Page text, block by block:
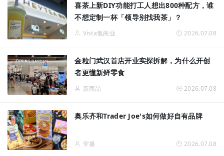
喜茶上新DIY功能打工人想出800种配方，谁
不想定制一杯「领导别找我茶」？
Vista氢商业 2026.07.08
金粒门武汉首店开业实探拆解，为什么开创
者更懂新鲜零食
新商品 2026.07.08
奥乐齐和Trader Joe's如何做好自有品牌
窄播 2026.07.08